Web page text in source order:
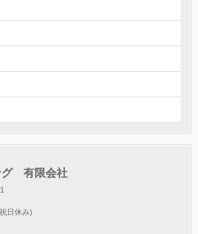
グ 有限会社
日休み)